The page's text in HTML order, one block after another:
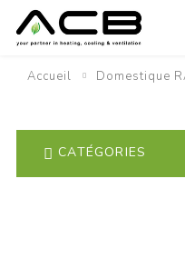
Accueil Domestique
CATÉGORIES